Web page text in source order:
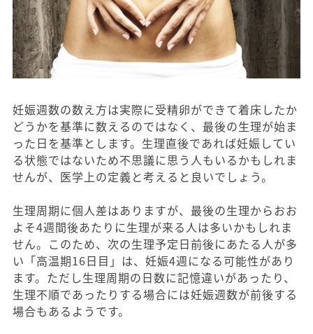
妊娠週数の数え方は実際に受精卵ができて着床したか
どうかを基準に数えるのではなく、最後の生理が始ま
った日を基準とします。生理直後であれば妊娠してい
る状態ではないため不思議に思う人もいるかもしれま
せんが、医学上の定義と考えると良いでしょう。
生理周期に個人差はありますが、最後の生理からおお
よそ4週間後あたりに生理が来る人は多いかもしれま
せん。このため、次の生理予定日前後にあたる人が多
い「高温期16日目」は、妊娠4週になる可能性があり
ます。ただし生理周期の日数に記憶違いがあったり、
生理不順であったりする場合には妊娠週数が前後する
場合もあるようです。